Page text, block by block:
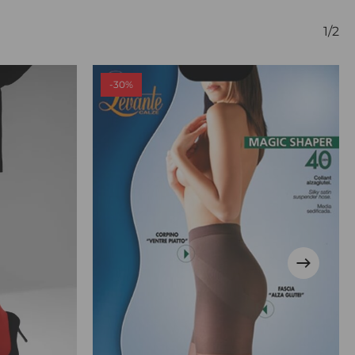
1/2
-30%